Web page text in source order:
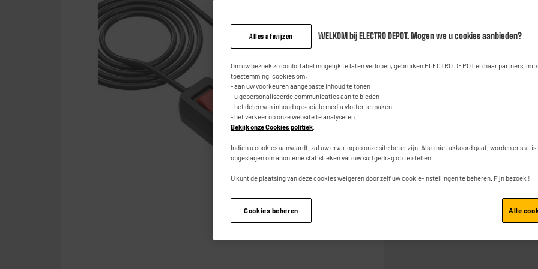
4
paginalink.
Alles afwijzen WELKOM bij ELECTRO DEPOT. Mogen we u cookies aanbieden?
Om uw bezoek zo confortabel mogelijk te laten verlopen, gebruiken ELECTRO DEPOT en haar partners,
toestemming, cookies om:
- aan uw voorkeuren aangepaste inhoud te tonen
- u gepersonaliseerde communicaties aan te bieden
- het delen van inhoud op sociale media vlotter te maken
- het verkeer op onze website te analyseren.
Bekijk onze Cookies politiek
Indien u cookies aanvaardt, zal uw ervaring op onze site beter zijn. Als u niet akkoord gaat, worden er
opgeslagen om anonieme statistieken van uw surfgedrag op te stellen.
U kunt de plaatsing van deze cookies weigeren door zelf uw cookie-instellingen te beheren. Fijn bezoek !
Cookies beheren Alle